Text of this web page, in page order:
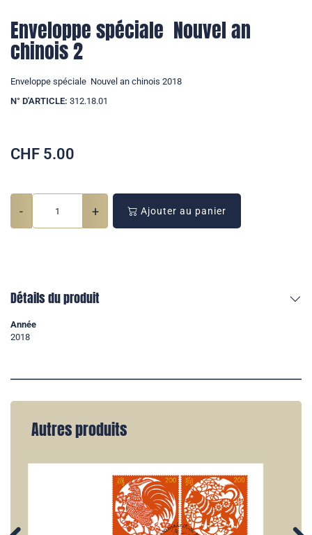
Enveloppe spéciale  Nouvel an
chinois 2
Enveloppe spéciale  Nouvel an chinois 2018
N° D'ARTICLE: 312.18.01
CHF 5.00
- + Ajouter au panier
Détails du produit
Année
2018
Autres produits